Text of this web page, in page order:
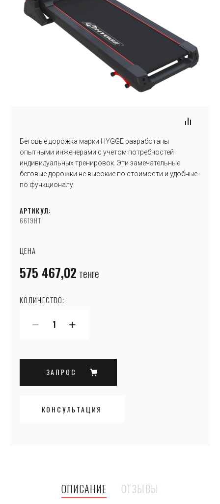
Беговые дорожка марки HYGGE разработаны
опытными инженерами с учетом потребностей
индивидуальных тренировок. Эти замечательные
беговые дорожки не высокие по стоимости и удобные
по функционалу.
АРТИКУЛ:
6619HT
ЦЕНА
575 467,02тенге
КОЛИЧЕСТВО:
− +
ЗАПРОС
КОНСУЛЬТАЦИЯ
ОПИСАНИЕ ОТЗЫВЫ